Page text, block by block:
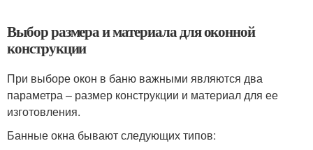
Выбор размера и материала для оконной
конструкции
При выборе окон в баню важными являются два
параметра – размер конструкции и материал для ее
изготовления.
Банные окна бывают следующих типов: